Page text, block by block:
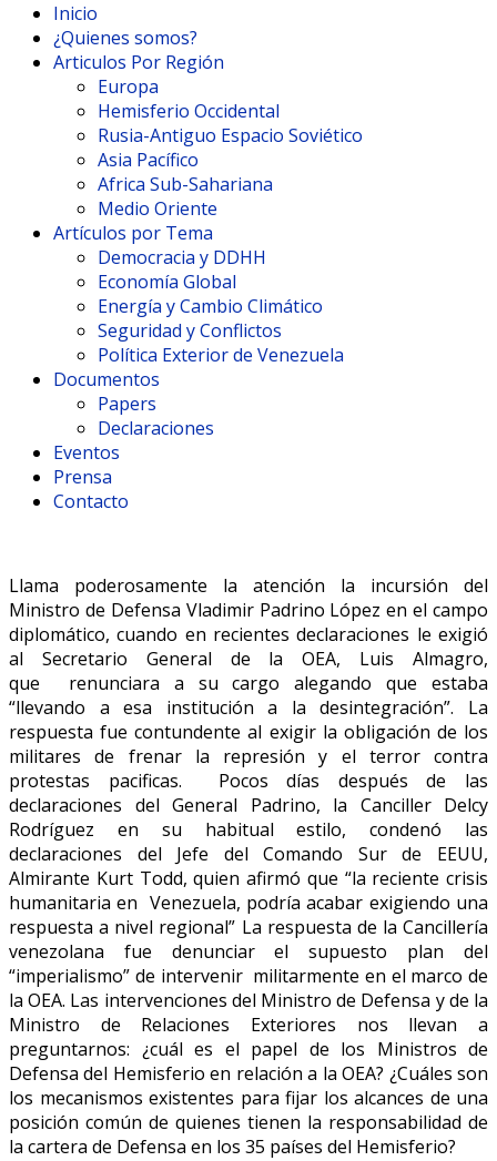
Inicio
¿Quienes somos?
Articulos Por Región
Europa
Hemisferio Occidental
Rusia-Antiguo Espacio Soviético
Asia Pacífico
Africa Sub-Sahariana
Medio Oriente
Artículos por Tema
Democracia y DDHH
Economía Global
Energía y Cambio Climático
Seguridad y Conflictos
Política Exterior de Venezuela
Documentos
Papers
Declaraciones
Eventos
Prensa
Contacto
Llama poderosamente la atención la incursión del
Ministro de Defensa Vladimir Padrino López en el campo
diplomático, cuando en recientes declaraciones le exigió
al Secretario General de la OEA, Luis Almagro,
que renunciara a su cargo alegando que estaba
“llevando a esa institución a la desintegración”. La
respuesta fue contundente al exigir la obligación de los
militares de frenar la represión y el terror contra
protestas pacificas. Pocos días después de las
declaraciones del General Padrino, la Canciller Delcy
Rodríguez en su habitual estilo, condenó las
declaraciones del Jefe del Comando Sur de EEUU,
Almirante Kurt Todd, quien afirmó que “la reciente crisis
humanitaria en Venezuela, podría acabar exigiendo una
respuesta a nivel regional” La respuesta de la Cancillería
venezolana fue denunciar el supuesto plan del
“imperialismo” de intervenir militarmente en el marco de
la OEA. Las intervenciones del Ministro de Defensa y de la
Ministro de Relaciones Exteriores nos llevan a
preguntarnos: ¿cuál es el papel de los Ministros de
Defensa del Hemisferio en relación a la OEA? ¿Cuáles son
los mecanismos existentes para fijar los alcances de una
posición común de quienes tienen la responsabilidad de
la cartera de Defensa en los 35 países del Hemisferio?